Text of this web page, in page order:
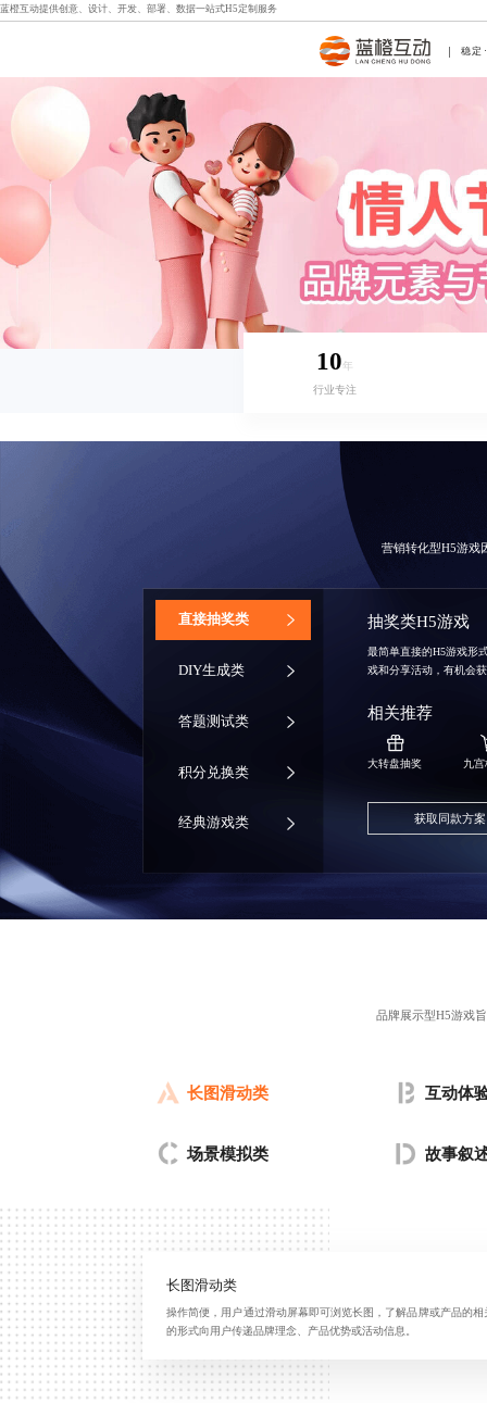
蓝橙互动提供创意、设计、开发、部署、数据一站式H5定制 服务
稳定
10年
行业专注
营销转化型H5游戏
‌直接抽奖类
DIY生成类
答题测试类
积分兑换类
经典游戏类
抽奖类H5游戏
最简单直接的H5游戏形
戏和分享活动，有机会
相关推荐
大转盘抽奖 九
获取同款方案
品牌展示型H5游戏
长图滑动类 互动体
场景模拟类 故事叙
长图滑动类
操作简便，用户通过滑动屏幕即可浏览长图，了解品牌或产品的
的形式向用户传递品牌理念、产品优势或活动信息。